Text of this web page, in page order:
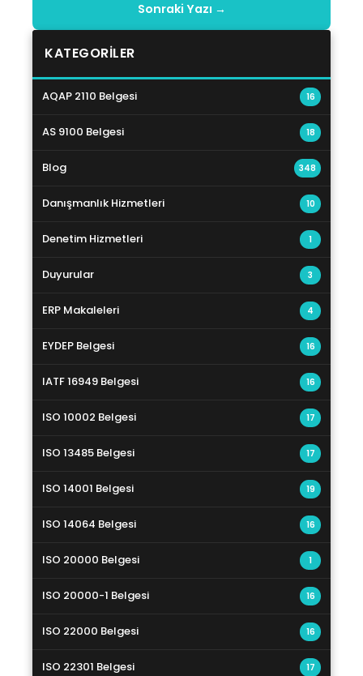
Sonraki Yazı →
KATEGORILER
AQAP 2110 Belgesi 16
AS 9100 Belgesi 18
Blog 348
Danışmanlık Hizmetleri 10
Denetim Hizmetleri 1
Duyurular 3
ERP Makaleleri 4
EYDEP Belgesi 16
IATF 16949 Belgesi 16
ISO 10002 Belgesi 17
ISO 13485 Belgesi 17
ISO 14001 Belgesi 19
ISO 14064 Belgesi 16
ISO 20000 Belgesi 1
ISO 20000-1 Belgesi 16
ISO 22000 Belgesi 16
ISO 22301 Belgesi 17